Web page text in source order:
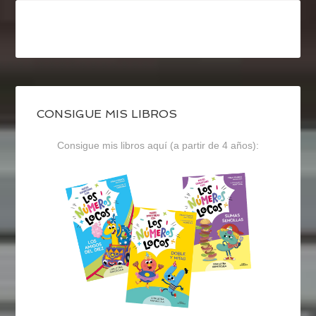
CONSIGUE MIS LIBROS
Consigue mis libros aquí (a partir de 4 años):